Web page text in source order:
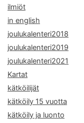
ilmiöt
in english
joulukalenteri2018
joulukalenteri2019
joulukalenteri2021
Kartat
kätköilijät
kätköily 15 vuotta
kätköily ja luonto